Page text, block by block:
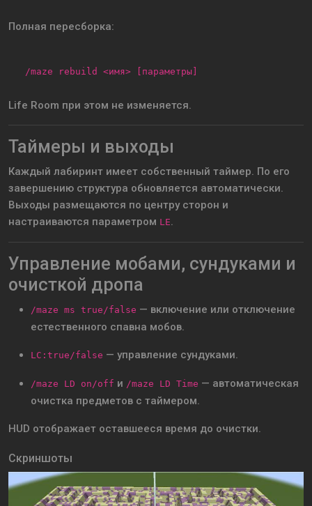
Полная пересборка:
/maze rebuild <имя> [параметры]
Life Room при этом не изменяется.
Таймеры и выходы
Каждый лабиринт имеет собственный таймер. По его
завершению структура обновляется автоматически.
Выходы размещаются по центру сторон и
настраиваются параметром LE.
Управление мобами, сундуками и
очисткой дропа
/maze ms true/false — включение или отключение
естественного спавна мобов.
LC:true/false — управление сундуками.
/maze LD on/off и /maze LD Time — автоматическая
очистка предметов с таймером.
HUD отображает оставшееся время до очистки.
Скриншоты